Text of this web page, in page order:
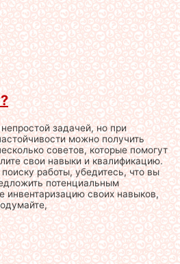
задачей, но при
можно получить
советов, которые помогут
свои навыки и квалификацию.
работы, убедитесь, что вы
потенциальным
инвентаризацию своих навыков,